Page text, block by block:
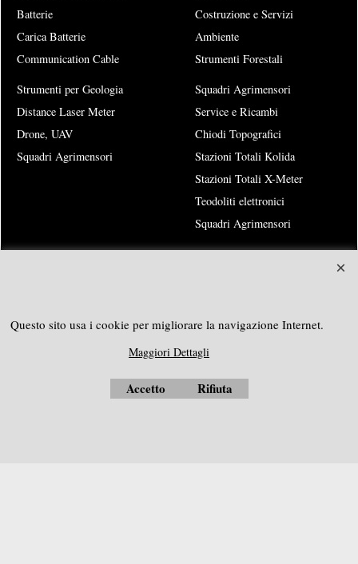
Batterie
Carica Batterie
Communication Cable
Costruzione e Servizi
Ambiente
Strumenti Forestali
Strumenti per Geologia
Distance Laser Meter
Drone, UAV
Squadri Agrimensori
Squadri Agrimensori
Service e Ricambi
Chiodi Topografici
Stazioni Totali Kolida
Stazioni Totali X-Meter
Teodoliti elettronici
Squadri Agrimensori
Questo sito usa i cookie per migliorare la navigazione Internet.
Maggiori Dettagli
Accetto Rifiuta